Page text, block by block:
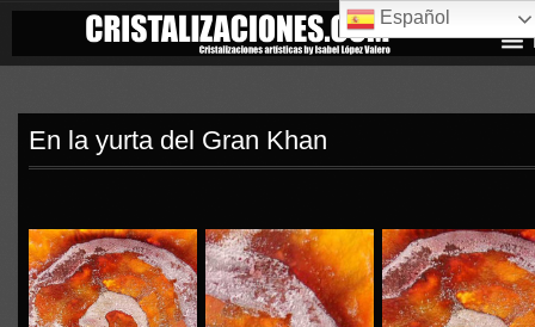
En la yurta del Gran Khan
Español